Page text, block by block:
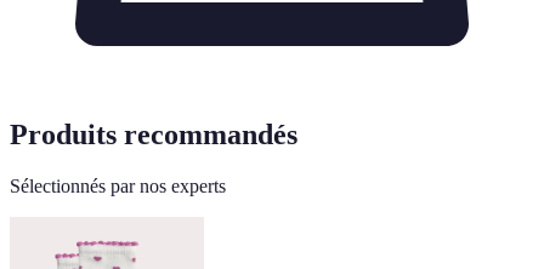
Produits recommandés
Sélectionnés par nos experts